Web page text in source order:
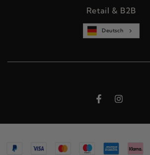
Retail & B2B
Deutsch
FacebookInstagram